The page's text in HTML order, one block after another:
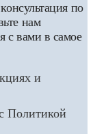
по
нам
с вами в самое
и
Политикой